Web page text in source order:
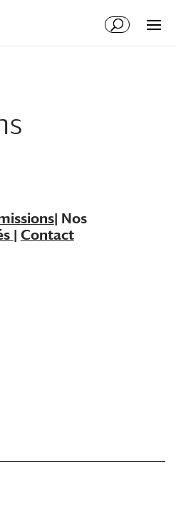
| Nos
| Contact